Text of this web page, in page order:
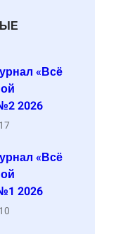
«Всё
2026
«Всё
2026